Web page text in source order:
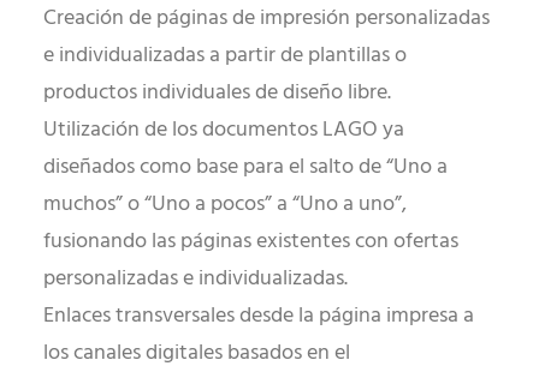
Creación de páginas de impresión personalizadas
e individualizadas a partir de plantillas o
productos individuales de diseño libre.
Utilización de los documentos LAGO ya
diseñados como base para el salto de “Uno a
muchos” o “Uno a pocos” a “Uno a uno”,
fusionando las páginas existentes con ofertas
personalizadas e individualizadas.
Enlaces transversales desde la página impresa a
los canales digitales basados en el